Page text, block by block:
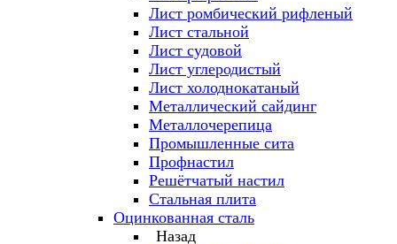
Лист ромбический рифленый
Лист стальной
Лист судовой
Лист углеродистый
Лист холоднокатаный
Металлический сайдинг
Металлочерепица
Промышленные сита
Профнастил
Решётчатый настил
Стальная плита
Оцинкованная сталь
Назад